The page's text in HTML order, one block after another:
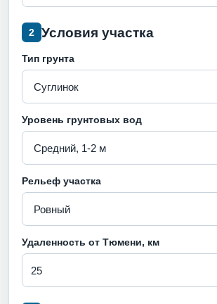
2 Условия участка
Тип грунта
Уровень грунтовых вод
Рельеф участка
Удаленность от Тюмени, км